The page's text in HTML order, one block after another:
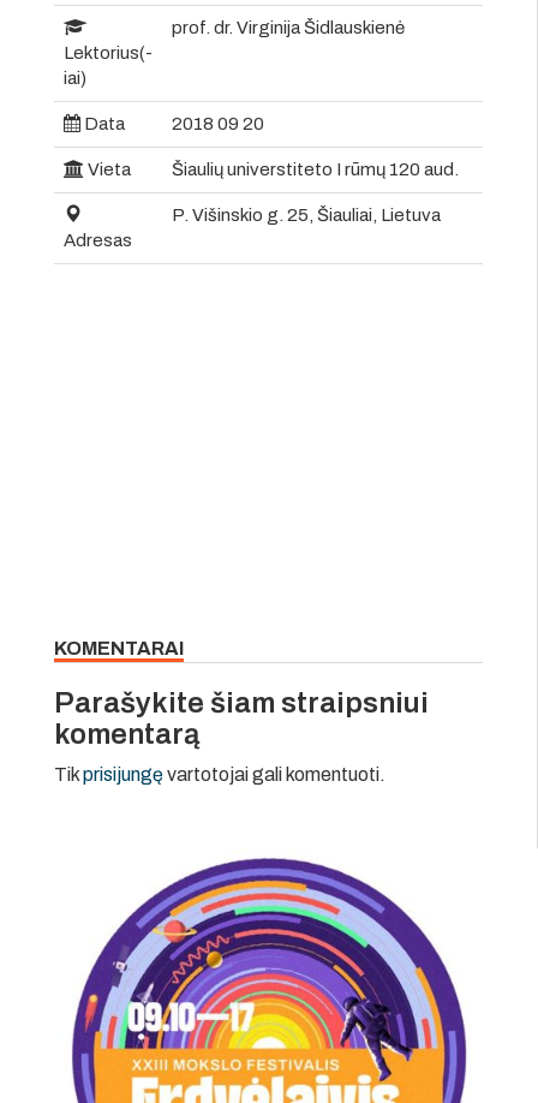
Lektorius(-
iai)
prof. dr. Virginija Šidlauskienė
Data 2018 09 20
Vieta Šiaulių universtiteto I rūmų 120 aud.
Adresas
P. Višinskio g. 25, Šiauliai, Lietuva
KOMENTARAI
Parašykite šiam straipsniui
komentarą
Tikprisijungęvartotojai gali komentuoti.